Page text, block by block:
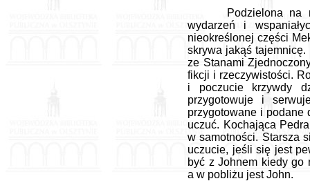
Podzielona na
wydarzeń i
nieokreślonej części
skrywa jakąś tajemnicę.
ze Stanami
fikcji i rzeczywistości.
i poczucie krzywdy
przygotowuje i
przygotowane i podane
uczuć. Kochająca
w samotności. Starsza
uczucie, jeśli się jest
być z Johnem kiedy go
a w pobliżu jest John.